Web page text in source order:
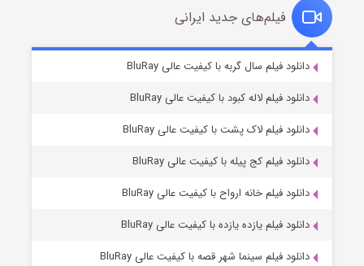
قسمت۶ (زیرنویس) منتشر شد
فیلم‌های جدید ایرانی
دانلود فیلم سال گربه با کیفیت عالی BluRay
دانلود فیلم لاله کبود با کیفیت عالی BluRay
دانلود فیلم لاک پشت با کیفیت عالی BluRay
دانلود فیلم کج‌ پیله با کیفیت عالی BluRay
دانلود فیلم خانه ارواح با کیفیت عالی BluRay
دانلود فیلم یازده یازده با کیفیت عالی BluRay
دانلود فیلم سینما شهر قصه با کیفیت عالی BluRay